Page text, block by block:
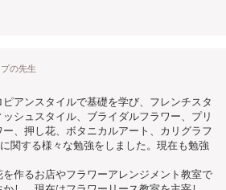
の先生
ピアンスタイルで基礎を学び、フレンチスタ
シュスタイル、ブライダルフラワー、プリ
、押し花、ボタニカルアート、カリグラフ
関する様々な勉強をしました。現在も勉強
作るお店やフラワーアレンジメント教室で